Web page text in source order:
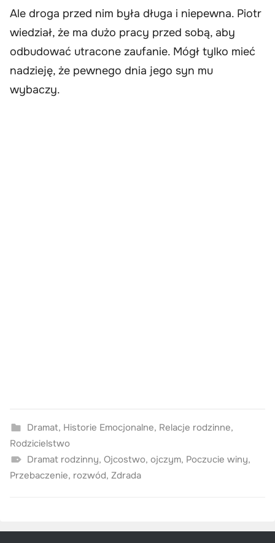
Ale droga przed nim była długa i niepewna. Piotr
wiedział, że ma dużo pracy przed sobą, aby
odbudować utracone zaufanie. Mógł tylko mieć
nadzieję, że pewnego dnia jego syn mu
wybaczy.
Dramat, Historie Emocjonalne, Relacje rodzinne,
Rodzicielstwo
Dramat rodzinny, Ojcostwo, ojczym, Poczucie winy,
Przebaczenie, rozwód, Zdrada